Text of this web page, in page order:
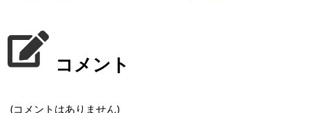
コメント
(コメントはありません)